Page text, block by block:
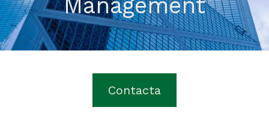
Management
Contacta